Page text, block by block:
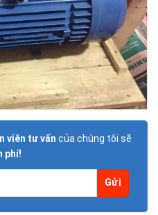
viên tư vấn của chúng tôi sẽ
phí!